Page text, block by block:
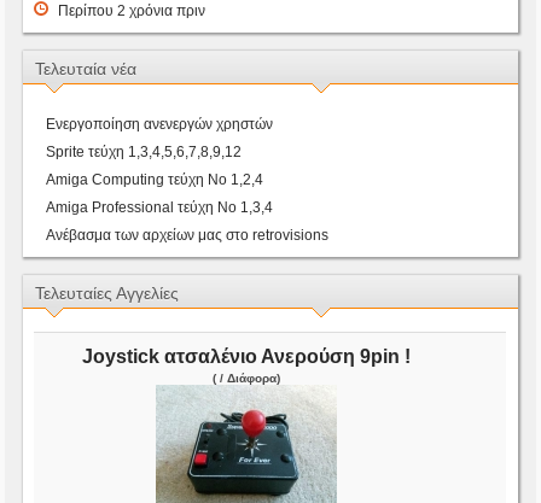
Περίπου 2 χρόνια πριν
Τελευταία νέα
Ενεργοποίηση ανενεργών χρηστών
Sprite τεύχη 1,3,4,5,6,7,8,9,12
Amiga Computing τεύχη Νο 1,2,4
Amiga Professional τεύχη Νο 1,3,4
Ανέβασμα των αρχείων μας στο retrovisions
Τελευταίες Αγγελίες
Joystick ατσαλένιο Ανερούση 9pin !
( / Διάφορα)